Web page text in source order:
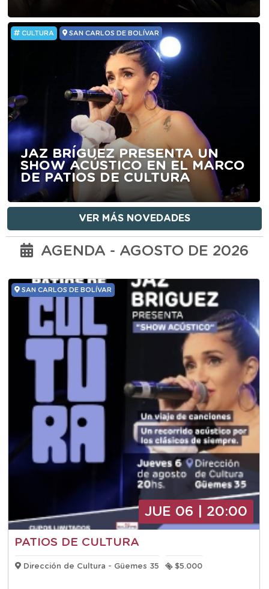
CULTURA SAN CARLOS DE BOLÍVAR
JAZ BRÍGUEZ PRESENTA UN
SHOW ACÚSTICO EN EL MARCO
DE PATIOS DE CULTURA
VER MÁS NOVEDADES
AGENDA - AGOSTO DE 2026
JUE 06 | 20:00
PATIOS DE CULTURA
Dirección de Cultura - Güemes 35 $5.000
SAN CARLOS DE BOLÍVAR